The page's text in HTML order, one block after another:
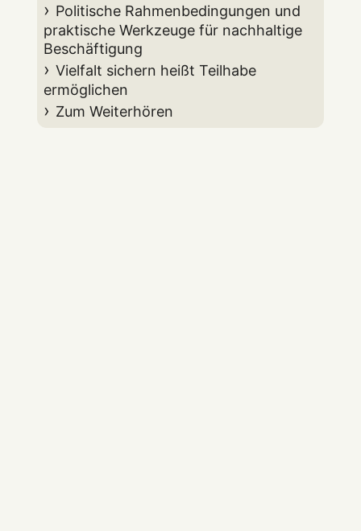
Politische Rahmenbedingungen und
praktische Werkzeuge für nachhaltige
Beschäftigung
Vielfalt sichern heißt Teilhabe
ermöglichen
Zum Weiterhören